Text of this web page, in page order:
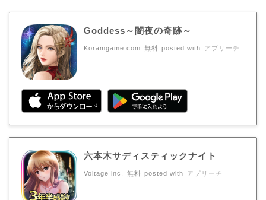
Goddess～闇夜の奇跡～
Koramgame.com 無料 posted with アプリーチ
六本木サディスティックナイト
Voltage inc. 無料 posted with アプリーチ